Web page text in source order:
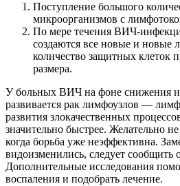
Поступление большого
микроорганизмов с
По мере течения ВИЧ-
создаются все новые и новые
количество защитных клеток
размера.
У больных ВИЧ на фоне снижения
развивается рак лимфоузлов —
развития злокачественных
значительно быстрее. Желательно
когда борьба уже неэффективна.
видоизменились, следует сообщить
Дополнительные исследования
воспаления и подобрать лечение.